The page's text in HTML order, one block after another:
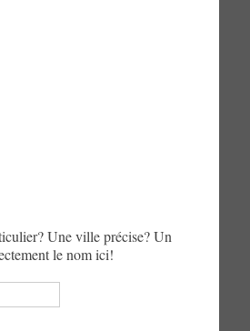
Une ville précise? Un
le nom ici!